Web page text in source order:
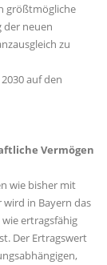
größtmögliche
der neuen
zu
auf den
Vermögen
wie bisher mit
in Bayern das
ertragsfähig
Der Ertragswert